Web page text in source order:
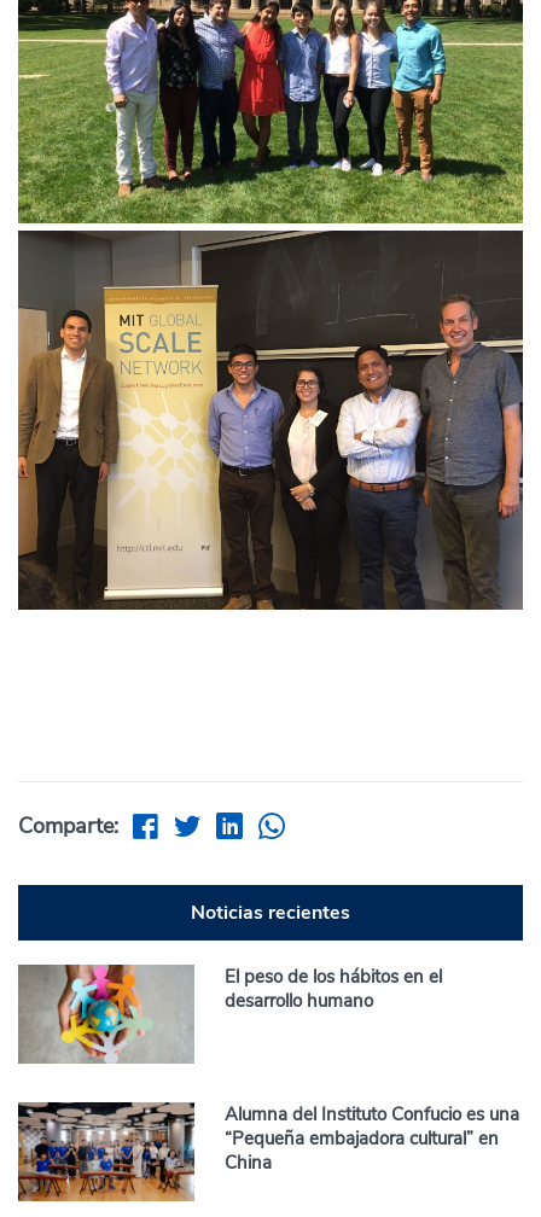
Comparte:
Noticias recientes
El peso de los hábitos en el
desarrollo humano
Alumna del Instituto Confucio es una
“Pequeña embajadora cultural” en
China